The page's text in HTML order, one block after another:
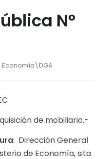
N°
Economía\DGA
de mobiliario.-
: Dirección General
de Economía, sita